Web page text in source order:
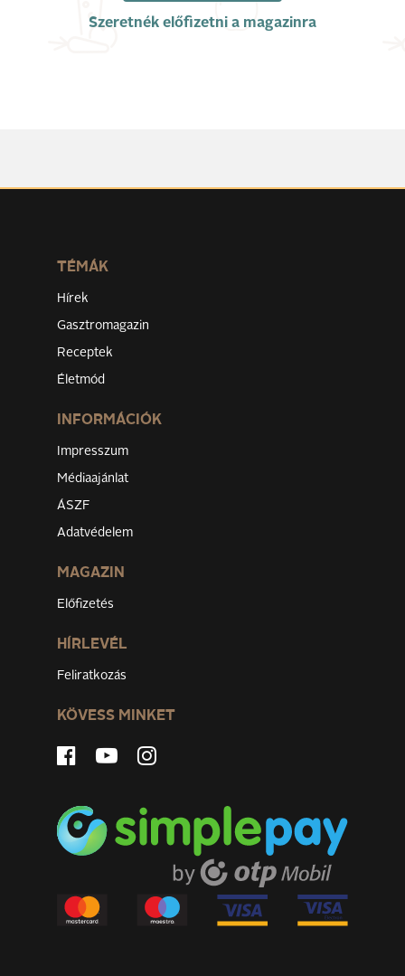
Szeretnék előfizetni a magazinra
TÉMÁK
Hírek
Gasztromagazin
Receptek
Életmód
INFORMÁCIÓK
Impresszum
Médiaajánlat
ÁSZF
Adatvédelem
MAGAZIN
Előfizetés
HÍRLEVÉL
Feliratkozás
KÖVESS MINKET